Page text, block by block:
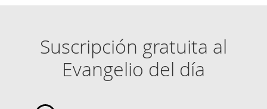
Suscripción gratuita al
Evangelio del día